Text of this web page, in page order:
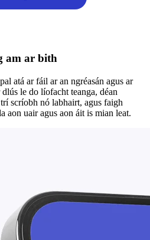
am ar bith
atá ar fáil ar an ngréasán agus ar
le do líofacht teanga, déan
scríobh nó labhairt, agus faigh
aon uair agus aon áit is mian leat.